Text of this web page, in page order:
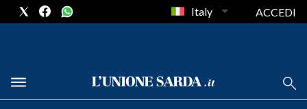
METEO
Italy ACCEDI